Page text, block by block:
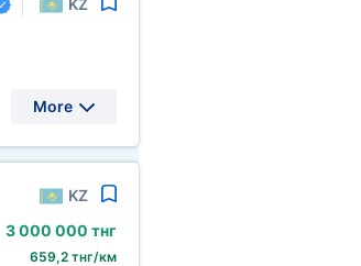
KZ
More
KZ
3 000 000 тнг
659,2 тнг/км